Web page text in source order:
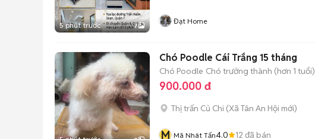
5 phút trước 7 Đạt Home
Chó Poodle Cái Trắng 15 tháng
Chó Poodle Chó trưởng thành (hơn 1 tuổi)
900.000 đ
Thị trấn Củ Chi (Xã Tân An Hội mới)
M Mã Nhât Tấn4.0 12 đã bán